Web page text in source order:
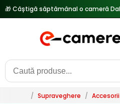
/ Supraveghere / Accesorii